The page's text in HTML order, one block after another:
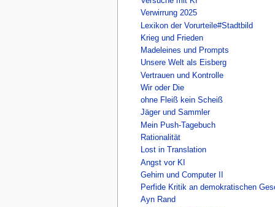
Verwirrung 2025
Lexikon der Vorurteile#Stadtbild
Krieg und Frieden
Madeleines und Prompts
Unsere Welt als Eisberg
Vertrauen und Kontrolle
Wir oder Die
ohne Fleiß kein Scheiß
Jäger und Sammler
Mein Push-Tagebuch
Rationalität
Lost in Translation
Angst vor KI
Gehirn und Computer II
Perfide Kritik an demokratischen
Ayn Rand